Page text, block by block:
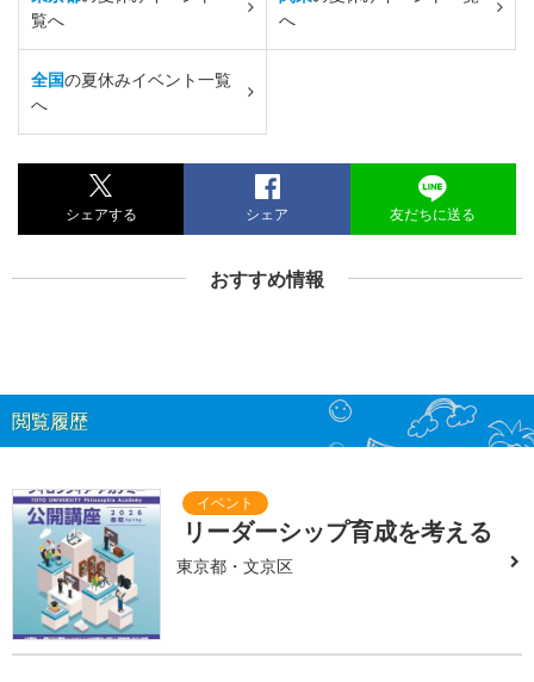
覧へ
へ
全国の夏休みイベント一覧
へ
シェアする シェア 友だちに送る
おすすめ情報
閲覧履歴
リーダーシップ育成を考える
東京都・文京区